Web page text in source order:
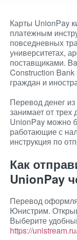
Карты UnionPay
платежным
повседневных
университетах,
поставщиками.
Construction
граждан и
Перевод денег
занимает от
UnionPay можно
работающие с
инструкция по
Как
UnionPay
Перевод
Юнистрим.
Выберите
https://